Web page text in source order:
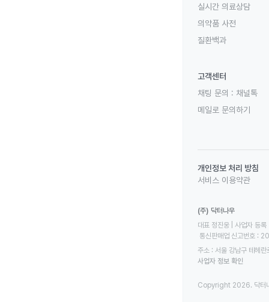
실시간 의료상담
의약품 사전
질환백과
고객센터
채팅 문의 : 채널톡
메일로 문의하기
개인정보 처리 방침
서비스 이용약관
(주) 닥터나우
대표 정진웅 | 사업자
통신판매업 신고번호
주소 : 서울 강남구 테헤
사업자 정보 확인
Copyright 2026. 닥터